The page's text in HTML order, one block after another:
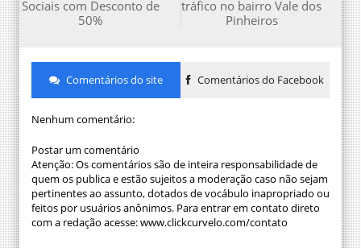
tráfico no bairro Vale dos
Pinheiros
Sociais com Desconto de
50%
Comentários do site Comentários do Facebook
Nenhum comentário:
Postar um comentário
Atenção: Os comentários são de inteira responsabilidade de
quem os publica e estão sujeitos a moderação caso não sejam
pertinentes ao assunto, dotados de vocábulo inapropriado ou
feitos por usuários anônimos. Para entrar em contato direto
com a redação acesse: www.clickcurvelo.com/contato